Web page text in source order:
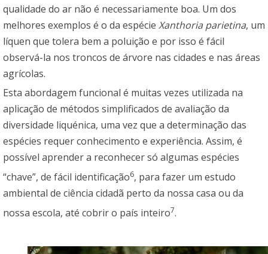
qualidade do ar não é necessariamente boa. Um dos
melhores exemplos é o da espécie Xanthoria parietina, um
líquen que tolera bem a poluição e por isso é fácil
observá-la nos troncos de árvore nas cidades e nas áreas
agrícolas.
Esta abordagem funcional é muitas vezes utilizada na
aplicação de métodos simplificados de avaliação da
diversidade liquénica, uma vez que a determinação das
espécies requer conhecimento e experiência. Assim, é
possível aprender a reconhecer só algumas espécies
“chave”, de fácil identificação6, para fazer um estudo
ambiental de ciência cidadã perto da nossa casa ou da
nossa escola, até cobrir o país inteiro7.